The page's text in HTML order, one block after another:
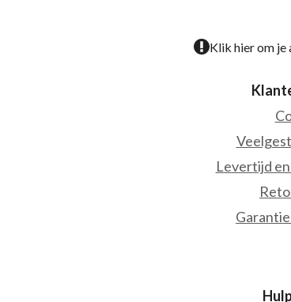
Klik hier om je
Levertijd